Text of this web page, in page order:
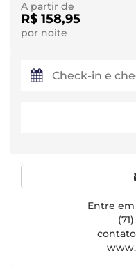
A partir de
R$ 158,95
por noite
Entre